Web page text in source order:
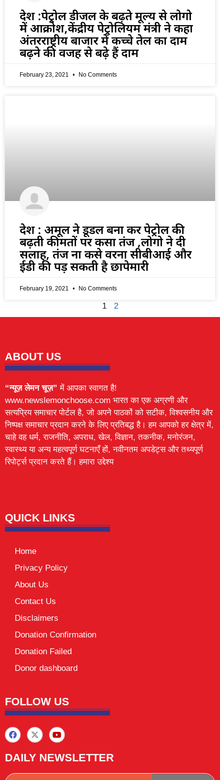
देश :पेट्रोल डीजल के बढ़ते मूल्य से लोगो
में आक्रोश,केंद्रीय पेट्रोलियम मंत्री ने कहा
अंतरराष्ट्रीय बाजार में कच्चे तेल का दाम
बढ़ने की वजह से बढ़े हैं दाम
February 23, 2021 No Comments
देश : अमूल ने डूडल बना कर पेट्रोल की
बढ़ती कीमतों पर कसा तंज ,लोगो ने दी
सलाह, तंज ना कसे वरना सीबीआई और
ईडी की पड़ सकती है छापेमारी
February 19, 2021 No Comments
1 2
ABOUT US
“न्यूज़ लेमन चूज़” में आपका स्वागत है!
www.newslemonchoose.com भारत का एक अग्रणी और
सत्यप्रिय समाचार पोर्टल है, जो अपने पाठकों को सटीक, विश्वसनीय और
निष्पक्ष समाचार प्रदान करने के लिए प्रतिबद्ध है। हम आपको हर क्षेत्र में,
चाहे वह धर्म, राजनीति, अपराध, खेल, विज्ञान, तकनीक, मनोरंजन,
स्वास्थ्य या अन्य महत्वपूर्ण घटनाएँ हों, नवीनतम अपडेट्स और तथ्यपूर्ण
रिपोर्ट्स प्रदान करते हैं। हमारा उद्देश्य
QUICK LINKS
Home
Privacy Policy
About Us
Contact Us
Disclaimers
Donation Confirmation
Donation Failed
Donor dashboard
FOLLOW US
DAILY NEWSLETTER